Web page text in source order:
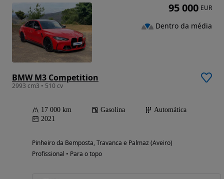
BMW M3 Competition
2993 cm3 • 510 cv
17 000 km Gasolina
Automática
2021
Pinheiro da Bemposta, Travanca e Palmaz (Aveiro)
Profissional • Para o topo
95 000 EUR
Dentro da média